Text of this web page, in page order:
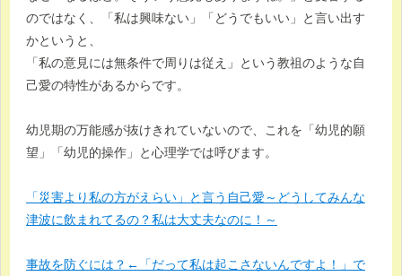
のではなく、「私は興味ない」「どうでもいい」と言い出す
かというと、
「私の意見には無条件で周りは従え」という教祖のような自
己愛の特性があるからです。
幼児期の万能感が抜けきれていないので、これを「幼児的願
望」「幼児的操作」と心理学では呼びます。
「災害より私の方がえらい」と言う自己愛～どうしてみんな
津波に飲まれてるの？私は大丈夫なのに！～
事故を防ぐには？←「だって私は起こさないんですよ！」で